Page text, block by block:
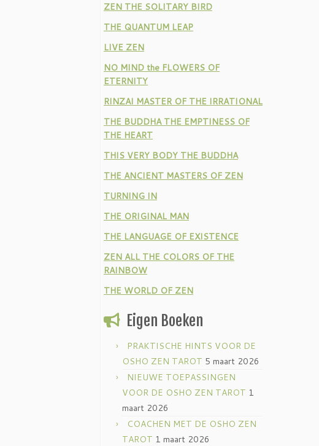
ZEN THE SOLITARY BIRD
THE QUANTUM LEAP
LIVE ZEN
NO MIND the FLOWERS OF
ETERNITY
RINZAI MASTER OF THE IRRATIONAL
THE BUDDHA THE EMPTINESS OF
THE HEART
THIS VERY BODY THE BUDDHA
THE ANCIENT MASTERS OF ZEN
TURNING IN
THE ORIGINAL MAN
THE LANGUAGE OF EXISTENCE
ZEN ALL THE COLORS OF THE
RAINBOW
THE WORLD OF ZEN
Eigen Boeken
PRAKTISCHE HINTS VOOR DE
OSHO ZEN TAROT 5 maart 2026
NIEUWE TOEPASSINGEN
VOOR DE OSHO ZEN TAROT 1
maart 2026
COACHEN MET DE OSHO ZEN
TAROT 1 maart 2026